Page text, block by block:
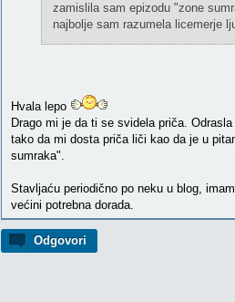
Odgovori
zamislila sam epizodu "zone
najbolje sam razumela licemerje
Hvala lepo
Drago mi je da ti se svidela priča.
tako da mi dosta priča liči kao da je u
sumraka".
Stavljaću periodično po neku u blog,
većini potrebna dorada.